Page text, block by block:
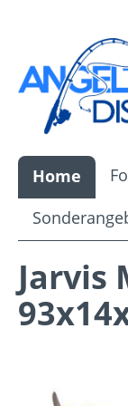
Home
Jarvis
Bildergalerie